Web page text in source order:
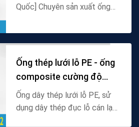
Quốc] Chuyên sản xuất ống
chiều ren bên trong và các
loại phụ kiện ống PE, cung cấp
bảng giá mới nh...
Ống thép lưới lỗ PE - ống
composite cường độ
cao, đáp ứng nh
Ống dây thép lưới lỗ PE, sử
dụng dây thép đục lỗ cán lạnh